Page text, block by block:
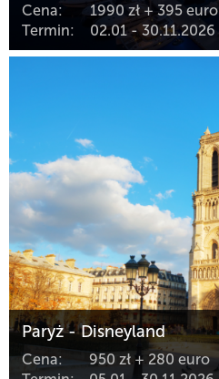
Cena:
1990 zł + 395 euro
Termin:
02.01 - 30.11.2026
Paryż - Disneyland
Cena:
950 zł + 280 euro